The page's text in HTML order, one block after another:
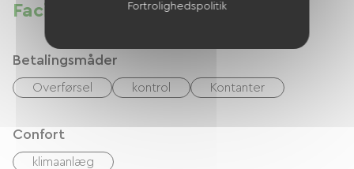
Faciliteter
Betalingsmåder
Overførsel kontrol Kontanter
Confort
klimaanlæg
Fortrolighedspolitik